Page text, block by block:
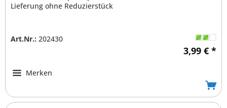
Lieferung ohne Reduzierstück
Art.Nr.: 202430
3,99 € *
Merken